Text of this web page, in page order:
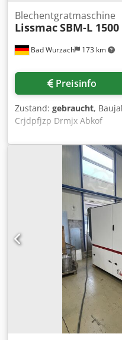
Bad Wurzach 173 km
Blechentgratmaschine
LissmacSBM-L 1500
Preisinfo
Zustand: gebraucht,
Crjdpfjzp Drmjx Abkof